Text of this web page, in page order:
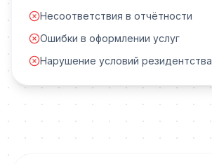
Несоответствия в отчётности
Ошибки в оформлении услуг
Нарушение условий резидентства